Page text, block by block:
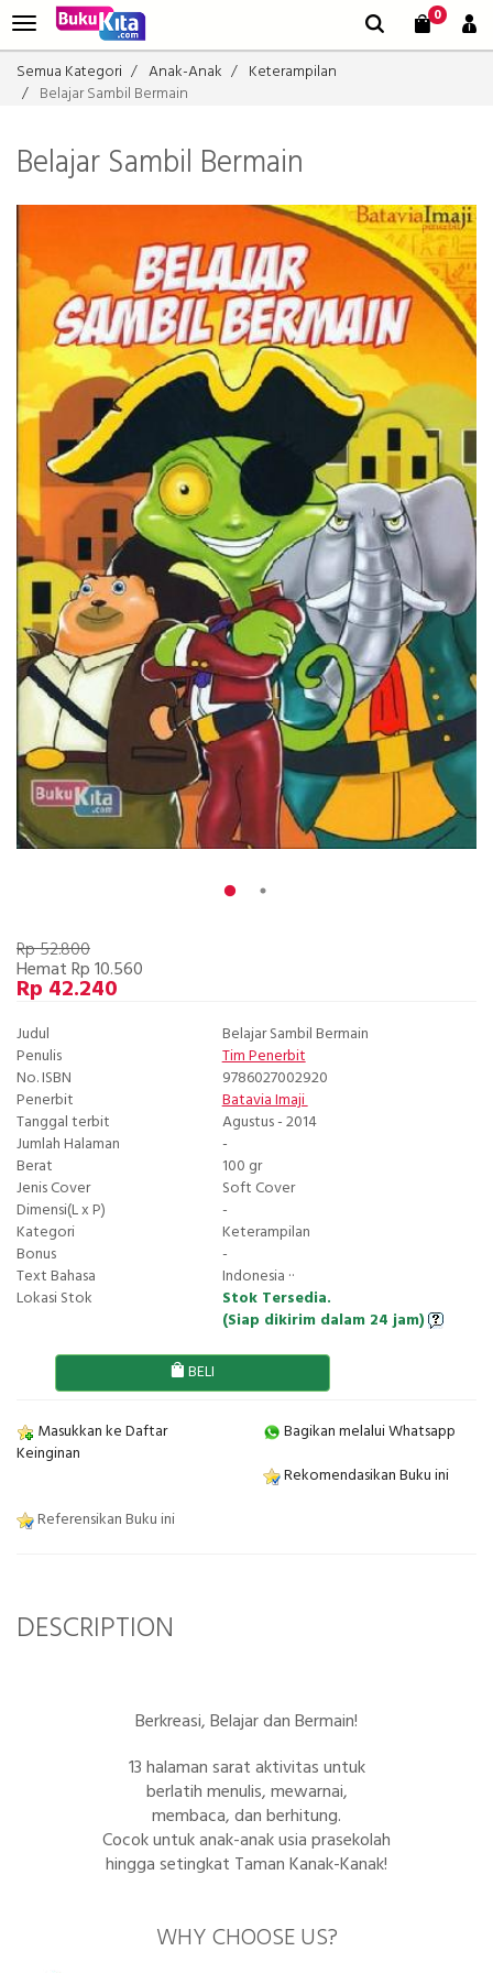
0
Semua Kategori Anak-Anak
Keterampilan
Belajar Sambil Bermain
Belajar Sambil Bermain
Rp 52.800
Hemat Rp 10.560
Rp 42.240
Judul
Belajar Sambil Bermain
Penulis
Tim Penerbit
No. ISBN
9786027002920
Penerbit
Batavia Imaji
Tanggal terbit
Agustus - 2014
Jumlah Halaman
-
Berat
100 gr
Jenis Cover
Soft Cover
Dimensi(L x P)
-
Kategori
Keterampilan
Bonus
-
Text Bahasa
Indonesia ··
Lokasi Stok
Stok Tersedia.
(Siap dikirim dalam 24 jam)
BELI
Masukkan ke Daftar
Keinginan
Bagikan melalui Whatsapp
Rekomendasikan Buku ini
Referensikan Buku ini
DESCRIPTION
Berkreasi, Belajar dan Bermain!
13 halaman sarat aktivitas untuk
berlatih menulis, mewarnai,
membaca, dan berhitung.
Cocok untuk anak-anak usia prasekolah
hingga setingkat Taman Kanak-Kanak!
WHY CHOOSE US?